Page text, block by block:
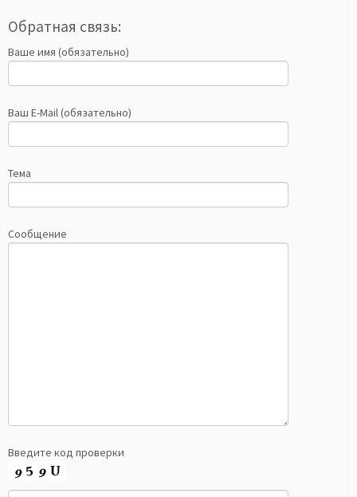
Обратная связь:
Ваше имя (обязательно)
Ваш E-Mail (обязательно)
Тема
Сообщение
Введите код проверки